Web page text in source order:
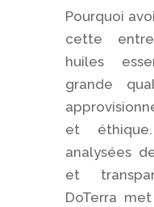
Pourquoi
cette
huiles
grande
et
analysées
et
DoTerra